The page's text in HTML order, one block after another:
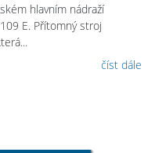
hlavním nádraží
E. Přítomný stroj
číst dále